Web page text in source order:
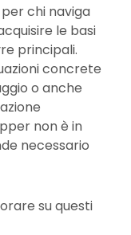
chi naviga
le basi
principali.
concrete
o anche
non è in
necessario
su questi